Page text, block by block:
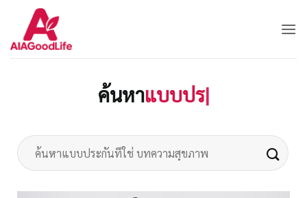
content
ค้นหาแ|